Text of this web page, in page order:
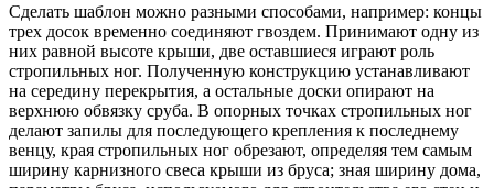
Сделать шаблон можно разными способами, например: концы трех досок временно соединяют гвоздем. Принимают одну из них равной высоте крыши, две оставшиеся играют роль стропильных ног. Полученную конструкцию устанавливают на середину перекрытия, а остальные доски опирают на верхнюю обвязку сруба. В опорных точках стропильных ног делают запилы для последующего крепления к последнему венцу, края стропильных ног обрезают, определяя тем самым ширину карнизного свеса крыши из бруса; зная ширину дома, параметры бруса, используемого для строительства его стен и досок – для возведения крыши – можно провести всю работу наглядно на листке бумаги. Ширину карнизного свеса при этом принимают не менее 400 мм. После этого приступают к изготовлению самого шаблона, используя который получают требуемое количество стропил. Последнее определяют исходя из будущей массы кровли (зависит от вида кровельного материала), а также параметров дома. Сначала рассчитывают шаг стропил, а уже затем их количество. Достаточно точные расчеты для типовых двускатных крыш можно осуществить с помощью бесплатных программ. Если ширина дома превышает 4,5 м, стропильные ноги в верхней трети рекомендуется усиливать ригелем – горизонтально ориентированной доской. Соединение стропил и бруса обвязки. В зависимости от того, по какой технологии планируется строить фронтон дома из бруса, применяют жесткое или скользящее соединение стропильных ног и мауэрлата. Первый вариант используют в случае, если фронтон будет каркасным. Для этого в месте соединения в стропильной ноге выпиливается шип или гнездо, также могут использоваться накладки, обеспечивающие фиксацию конструкции и передачу нагрузки на брус верхней обвязки. Дополнительно изделия крепятся с помощью гвоздей и металлических уголков. Если же фронтоны будут изготовлены из бруса, по той же технологии, что и стены дома, то отдают предпочтение скользящему крепежу. Он позволяет фронтонам давать нужную осадку, крыша при этом «садится» вместе с материалом стен фронтона. Возведение стропильной системы. Подготовленные стропила начинают устанавливать от одного из фронтонов. Для такой работы минимальное количество участников – 2. Лучше, если работников будет трое. Стропила временно фиксируют подпорками и раскосами, нижние точки опоры соединяются при помощи жесткого или скользящего крепежа. Самое простое решение подразумевает использование обрешетки крыши как дополнительного каркаса жесткости стропильной системы. Она же будет играть роль конькового прогона, скрепляющего стропила между собой. Обрешетка и кровельные материалы для крыши. Часть обрешетки, как мы уже говорили, может монтироваться во время установки стропил, чтобы удержать их в заданном положении. Но в целом обрешетка служит для крепления кровли крыши. Материал для обрешетки, доски или брус, выбирают исходя из кровельного материала. Для крепления металлочерепицы, шифера и т.п. можно использовать брус 50х50 с подходящим шагом крепления. Для мягкой кровли обрешетку часто делают сплошной или с интервалом в одну доску, используя при этом дюймовые доски. При условии последующего утепления крыши между обрешеткой и стропилами укладывают слой ветрозащиты (супер диффузионной мембраны). Крепление кровельных материалов осуществляется снизу вверх от одного из фронтонов. В качестве покрытия крыши дома из бруса можно использовать металлочерепицу, композитную черепицу, мягкую битумную или медную черепицу, фальцевую кровлю, керамическую черепицу – выбрать есть из чего! В заключение. Мы постарались кратко описать процесс строительства крыши дома из бруса. Дополнительную информацию ищите на видео, представленном в статье. Кровля и крыша для брусового и каркасного дома. Каждый, кто занимается строительством деревянного или каркасного дома для своей семьи, хочется, чтобы в доме было не только уютно и красиво, а также тепло и сухо. Несомненно, огромную роль в этом играет крыша дома. А надежная крыша – не только гарантия долговечности, но и неотъемлемая часть дизайна брусового дома. Достаточно часто многие считают, что понятия «кровля» и «крыша» — это синонимы, но это не совсем так. Крыша – это верхняя конструкция деревянного дома, которая выполняет гидро- и теплоизолирующие функции. Кровля – это наружный элемент крыши (покрытие), который предохраняет дом из бруса от различного вида атмосферных воздействий. Долговечности и надежности крыши для брусового или каркасного дома сопутствует немало факторов строительства и монтажа. Как построить крышу дома из бруса? Подходя к завершающему этапу строительства, возникает вопрос: «Как построить крышу каркасного дома из бруса?», чтобы она имела эстетичный внешний вид, а также была надежной, прочной и долговечной. В настоящее время ассортимент кровельных материалов велик. Однако их выбор в первую очередь должен зависеть от принципа согласования сроков службы всех составляющих. Долговечность эксплуатации крыши для брусового или каркасного дома также будет зависеть и от правильного выполнения монтажных работ всей кровельной системы. В принципе, крыша для брусового каркасного дома монтируется по общим правилам строительства. Основной частью конструкции крыши является стропильная система. В зависимости от наличия (или отсутствия) дополнительной несущей стены внутри дома, а также веса стен, крыша может быть двух видов: висячая или наслонная. Основанием крепления кровли служит сплошной настил или обрешетка (сплошной настил обыкновенно применяется, если для кровли используется рулонный материал). Также крыша гидролизуется и утепляется. В заключение кровельных работ устанавливаются водосточные системы. Какая крыша для брусового дома лучше? Итак, крыша деревянного дома может быть как классической, так и ломаной формы. Довольно распространены такие виды крыш для брусового дома: двускатная (самая распространенная классическая конструкция); односкатная; шатровая; вальмовая; мансардная. Естественно, идеальным вариантом кровли деревянных и каркасных домов – деревянная крыша. Для изготовления кровли лучше всего использовать древесину дуба, кедра, лиственницы, осины. С давних времен в России применялись тонкие деревянные пластины (дранка, тес, городец), которые укладывались многочисленными слоями. Зимой дранка сохраняет тепло, а летом дает прохладу. Для кровли деревянных домов самым оптимальным вариантом является черепица, которая изготавливается чаще всего из лиственницы вручную. Древесина лиственницы ценится за красоту и долговечность. Однако в настоящее время такая кровля обычно используется в качестве декора. В нынешнем строительстве более актуально применение современных кровельных материалов. Для того чтобы решить из чего и как построить крышу дома из бруса, следует ознакомиться с вариантами иных кровельных материалов. В современном строительстве наибольшее распространение получили кровельные материалы, которые имеют полимерную и битумную основу. Для кровли деревянных каркасных домов широко распространено применение ондустила (металлочерепица, создающая эффект объемной черепичной кровли за счет покрытия из минерального гранулянта), бардолина (эластичная полосная битумная черепица, которая армирована стекловолокном и покрыта минеральным гранулянтом), ондулина (листы волнистой формы) и пр. Не забывайте, что при возведении крыши для брусового дома от надежности кровли, а также качества кровельных работ и материалов, будет зависеть состояние всего дома. Как построить дом из бруса. Собственный дом из бруса -это мечта каждого второго нашего соотечественника. Дело в том, что натуральное дерево не только создает ощущение непередаваемого домашнего уюта, но и выступает в роли естественного стабилизатора микроклимата. В отличие от кирпича, бетона и других материалов дерево хорошо пропускает кислород, отлично удерживая при этом тепло. А если брать сосновый брус, то смолы будут насыщать воздух витаминами, располагая к хорошему настроению и крепкому сну, убивая вредных микробов и не давая распространяться бактериям. Но главное -строительство дома из бруса позволяет получить экологически чистое жилье, что особенно важно при жизни рядом с крупными городами, транспортными узлами и предприятиями. Итак, как же воплотить мечту в жизнь и построить дом из настоящего дерева? Ответим на этот вопрос, рассмотрев основные этапы возведения сооружения. Посадить дерево и вырастить сына не сложно, а вот построить дом -та еще задача. В процессе строительства собственного дома предстоит преодолеть множество трудностей. Но если подойти к делу с должным старанием и любовью, то любую ситуацию можно разрешить оптимальным образом. Для начала выделим главные вопросы, которые предстоит разобрать. Первым делом нужно: Составить проект; Заложить фундамент ; Возвести каркас из бруса ; Построить крышу ; Установить двери и окна, произвести отделку, провести коммуникации. Каждому аспекту нужно уделить предельное внимание. Нельзя пропустить проектирование и начать закладку фундамента без предварительной подготовки. Небольшие изменения возможны, но если нет практического опыта, то лучше пользоваться общепринятым алгоритмом, устоявшимся в строительной практике. Проектирование -избавляет от неожиданностей. Самое важное на этапе проектирования -это не просто выбрать оптимальную модель дома и разбить пространства на комнаты, но и просчитать все дополнительные аспекты. Первым делом нужно подобрать оптимальный вид бруса, ведь он может быть профилированным или непрофилированым, клееным или цельным. По этому вопросу нужно проконсультироваться с компанией, которая будет поставлять этот ценный материал. К слову, лучше обратиться сразу к нескольким организациям, сравнив цену и поискав отзывы об их работе. По такому же принципу нужно подбирать и отделочные материалы, тип фундамента, форму ската крыши, кровельные материалы, систему отопления и т. д. Лучше составить список с общим размером затрат, включив сюда услуги наемных работников, стройматериалы и все непредвиденные траты вроде аренды оборудования или дорожных издержек. После нужно подумать о складировании строительных материалов, наличии всех необходимых воз